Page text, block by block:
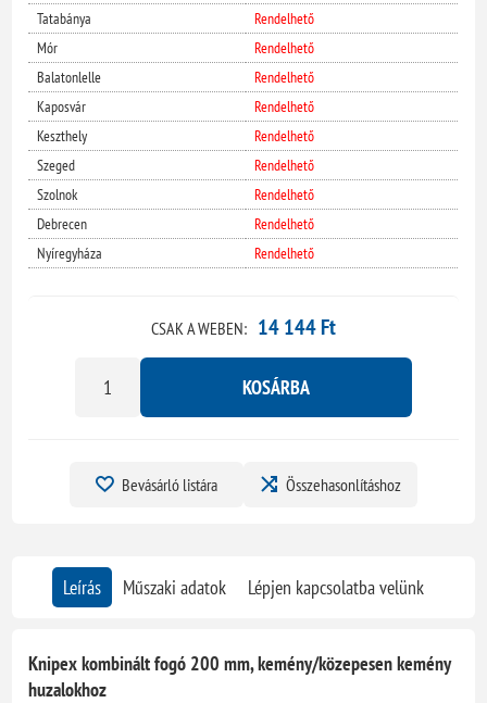
Tatabánya
Rendelhető
Mór
Rendelhető
Balatonlelle
Rendelhető
Kaposvár
Rendelhető
Keszthely
Rendelhető
Szeged
Rendelhető
Szolnok
Rendelhető
Debrecen
Rendelhető
Nyíregyháza
Rendelhető
CSAK A WEBEN: 14 144 Ft
KOSÁRBA
Bevásárló listára Összehasonlításhoz
Leírás Műszaki adatok Lépjen kapcsolatba velünk
Knipex kombinált fogó 200 mm, kemény/közepesen kemény
huzalokhoz